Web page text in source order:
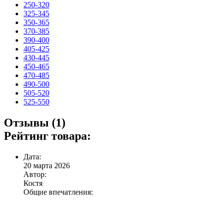
250-320
325-345
350-365
370-385
390-400
405-425
430-445
450-465
470-485
490-500
505-520
525-550
Отзывы (1)
Рейтинг товара:
Дата:
20 марта 2026
Автор:
Костя
Общие впечатления: